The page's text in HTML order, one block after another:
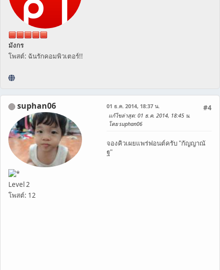
มังกร
โพสต์: ฉันรักคอมพิวเตอร์!!
suphan06
Level 2
โพสต์: 12
#4
01 ธ.ค. 2014, 18:37 น.
แก้ไขล่าสุด: 01 ธ.ค. 2014, 18:45 น.
โดย suphan06
จองคิวเผยแพร่ฟอนต์ครับ "กัญญาณั
ฐ"